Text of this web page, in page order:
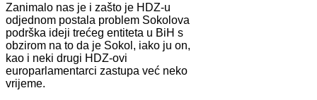
Zanimalo nas je i zašto je HDZ-u
odjednom postala problem Sokolova
podrška ideji trećeg entiteta u BiH s
obzirom na to da je Sokol, iako ju on,
kao i neki drugi HDZ-ovi
europarlamentarci zastupa već neko
vrijeme.